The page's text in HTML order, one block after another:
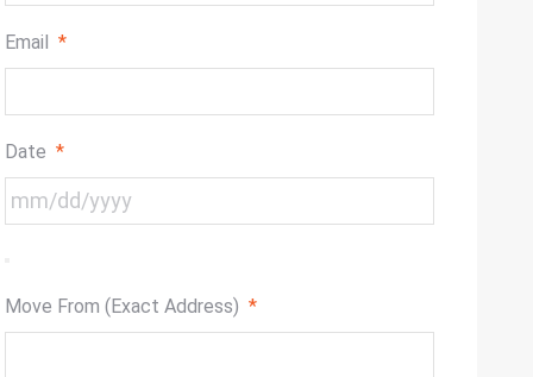
Email *
Date *
Move From (Exact Address) *